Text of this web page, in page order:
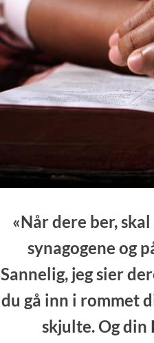
«Når dere ber,
synagogene og
Sannelig, jeg sier
du gå inn i rommet
skjulte. Og din